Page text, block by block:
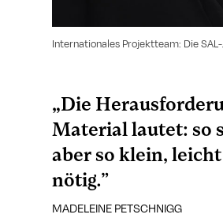
Internationales Projektteam: Die
„Die
Material lautet: so
aber so klein,
nötig.”
MADELEINE PETSCHNIGG